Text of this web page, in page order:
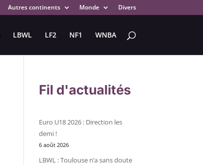
Autres continents Monde Divers
LBWL LF2 NF1 WNBA
Fil d'actualités
Euro U18 2026 : Direction les
demi !
6 août 2026
LBWL : Toulouse n’a sans doute